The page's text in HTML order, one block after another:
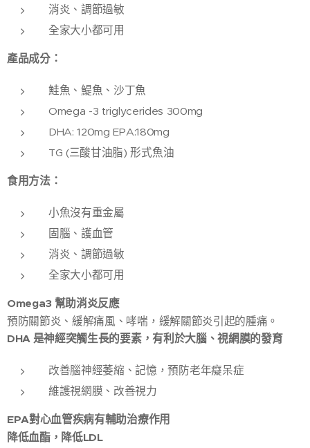
消炎、調節過敏
全家大小都可用
產品成分：
鮭魚、鯷魚、沙丁魚
Omega -3 triglycerides 300mg
DHA: 120mg EPA:180mg
TG (三酸甘油脂) 形式魚油
食用方法：
小魚沒有重金屬
固腦、護血管
消炎、調節過敏
全家大小都可用
Omega3 幫助消炎反應
預防關節炎、緩解痛風、哮喘，緩解關節炎引起的腫痛。
DHA 是神經突觸生長的要素，有利於大腦、視網膜的發育
改善腦神經萎縮、記憶，預防老年癡呆症
維護視網膜、改善視力
EPA對心血管疾病有輔助治療作用
降低血酯，降低LDL